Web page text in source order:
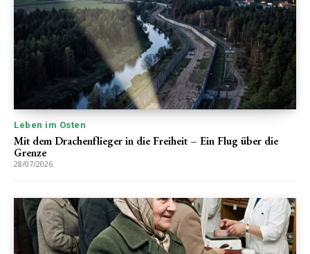
Leben im Osten
Mit dem Drachenflieger in die Freiheit – Ein Flug über die
Grenze
28/07/2026